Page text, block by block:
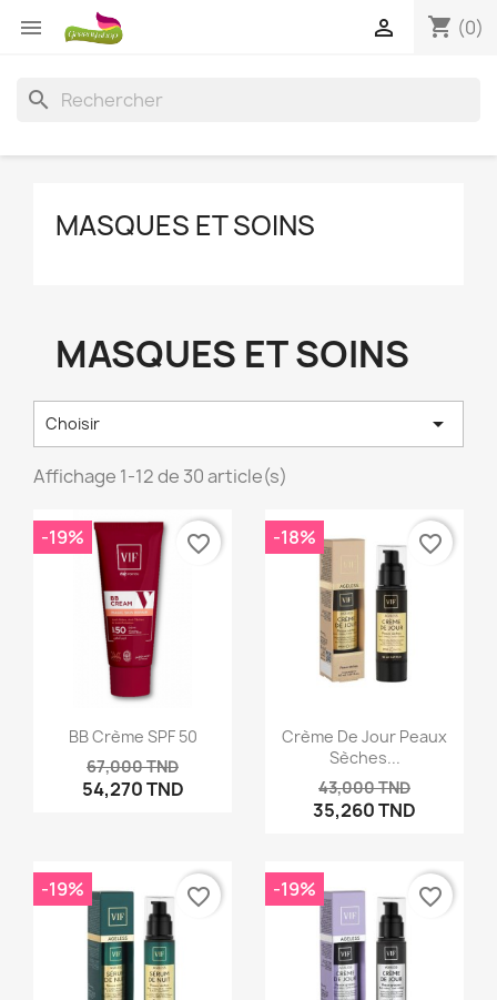
 shopping_cart (0)

search
MASQUES ET SOINS
MASQUES ET SOINS
Choisir 
Affichage 1-12 de 30 article(s)
BB Crème SPF 50
67,000 TND
54,270 TND
-19% favorite_border
Crème De Jour Peaux
Sèches...
43,000 TND
35,260 TND
-18% favorite_border
-19% favorite_border -19% favorite_border